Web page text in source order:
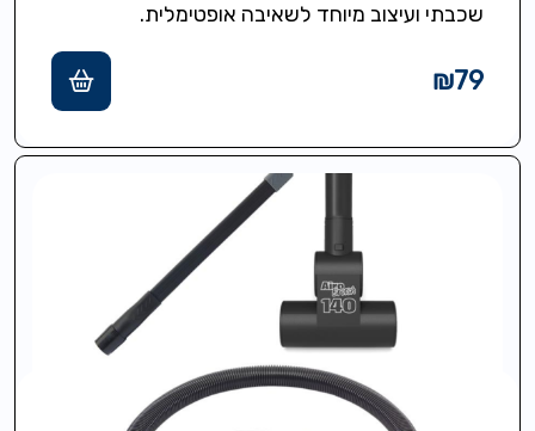
שכבתי ועיצוב מיוחד לשאיבה אופטימלית.
₪79